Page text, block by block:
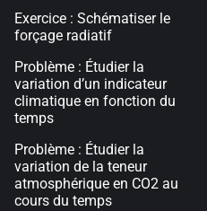
Exercice : Schématiser le
forçage radiatif
Problème : Étudier la
variation d’un indicateur
climatique en fonction du
temps
Problème : Étudier la
variation de la teneur
atmosphérique en CO2 au
cours du temps